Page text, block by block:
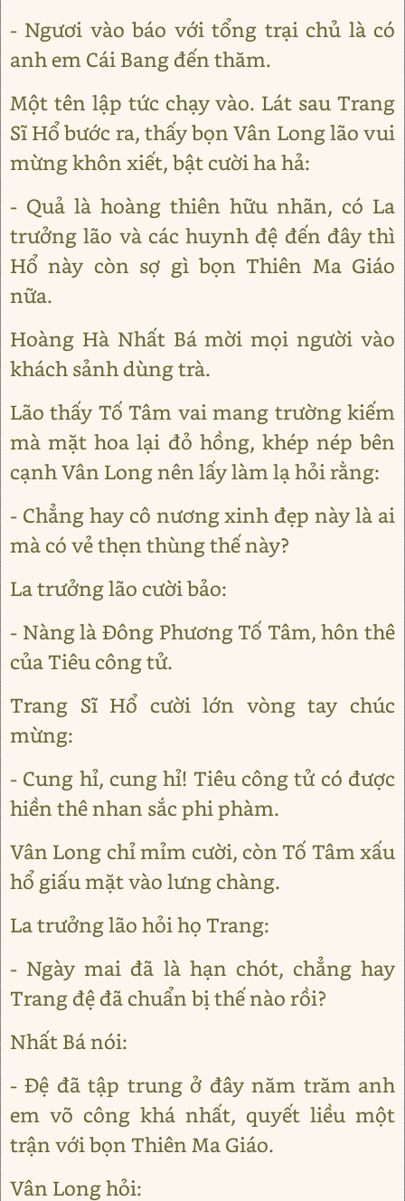
- Ngươi vào báo với tổng trại chủ là có
anh em Cái Bang đến thăm.
Một tên lập tức chạy vào. Lát sau Trang
Sĩ Hổ bước ra, thấy bọn Vân Long lão vui
mừng khôn xiết, bật cười ha hả:
- Quả là hoàng thiên hữu nhãn, có La
trưởng lão và các huynh đệ đến đây thì
Hổ này còn sợ gì bọn Thiên Ma Giáo
nữa.
Hoàng Hà Nhất Bá mời mọi người vào
khách sảnh dùng trà.
Lão thấy Tố Tâm vai mang trường kiếm
mà mặt hoa lại đỏ hồng, khép nép bên
cạnh Vân Long nên lấy làm lạ hỏi rằng:
- Chẳng hay cô nương xinh đẹp này là ai
mà có vẻ thẹn thùng thế này?
La trưởng lão cười bảo:
- Nàng là Đông Phương Tố Tâm, hôn thê
của Tiêu công tử.
Trang Sĩ Hổ cười lớn vòng tay chúc
mừng:
- Cung hỉ, cung hỉ! Tiêu công tử có được
hiền thê nhan sắc phi phàm.
Vân Long chỉ mỉm cười, còn Tố Tâm xấu
hổ giấu mặt vào lưng chàng.
La trưởng lão hỏi họ Trang:
- Ngày mai đã là hạn chót, chẳng hay
Trang đệ đã chuẩn bị thế nào rồi?
Nhất Bá nói:
- Đệ đã tập trung ở đây năm trăm anh
em võ công khá nhất, quyết liều một
trận với bọn Thiên Ma Giáo.
Vân Long hỏi: